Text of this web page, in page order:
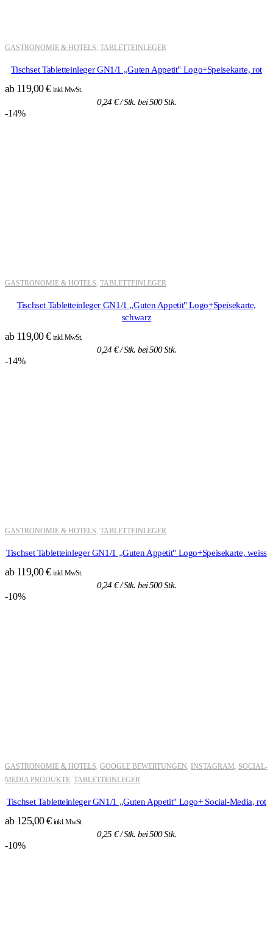
GASTRONOMIE & HOTELS TABLETTEINLEGER
Tischset Tabletteinleger GN1/1 „Guten Appetit" Logo+Speisekarte, rot
ab 119,00€ inkl. MwSt.
0,24 €/ Stk. bei 500 Stk.
-14%
GASTRONOMIE & HOTELS TABLETTEINLEGER
Tischset Tabletteinleger GN1/1 „Guten Appetit" Logo+Speisekarte,
schwarz
ab 119,00€ inkl. MwSt.
0,24 €/ Stk. bei 500 Stk.
-14%
GASTRONOMIE & HOTELS TABLETTEINLEGER
Tischset Tabletteinleger GN1/1 „Guten Appetit" Logo+Speisekarte, weiss
ab 119,00€ inkl. MwSt.
0,24 €/ Stk. bei 500 Stk.
-10%
GASTRONOMIE & HOTELS GOOGLE BEWERTUNGEN INSTAGRAM SOCIAL-
MEDIA PRODUKTE TABLETTEINLEGER
Tischset Tabletteinleger GN1/1 „Guten Appetit" Logo+ Social-Media, rot
ab 125,00€ inkl. MwSt.
0,25 €/ Stk. bei 500 Stk.
-10%